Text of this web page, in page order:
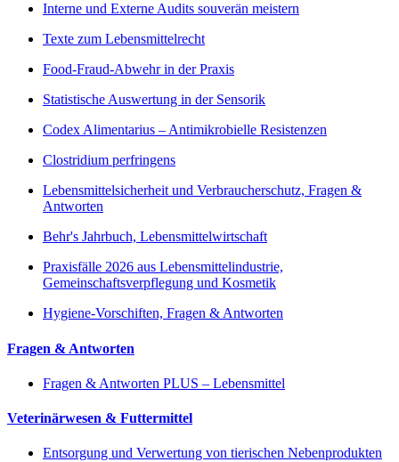
Interne und Externe Audits souverän meistern
Texte zum Lebensmittelrecht
Food-Fraud-Abwehr in der Praxis
Statistische Auswertung in der Sensorik
Codex Alimentarius – Antimikrobielle Resistenzen
Clostridium perfringens
Lebensmittelsicherheit und Verbraucherschutz, Fragen &
Antworten
Behr's Jahrbuch, Lebensmittelwirtschaft
Praxisfälle 2026 aus Lebensmittelindustrie,
Gemeinschaftsverpflegung und Kosmetik
Hygiene-Vorschiften, Fragen & Antworten
Fragen & Antworten
Fragen & Antworten PLUS – Lebensmittel
Veterinärwesen & Futtermittel
Entsorgung und Verwertung von tierischen Nebenprodukten